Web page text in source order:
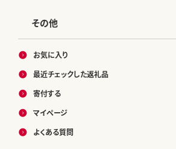
その他
お気に入り
最近チェックした返礼品
寄付する
マイページ
よくある質問